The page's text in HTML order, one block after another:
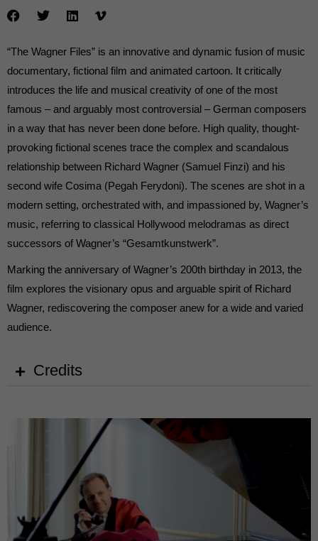
“The Wagner Files” is an innovative and dynamic fusion of music
documentary, fictional film and animated cartoon. It critically
introduces the life and musical creativity of one of the most
famous – and arguably most controversial – German composers
in a way that has never been done before. High quality, thought-
provoking fictional scenes trace the complex and scandalous
relationship between Richard Wagner (Samuel Finzi) and his
second wife Cosima (Pegah Ferydoni). The scenes are shot in a
modern setting, orchestrated with, and impassioned by, Wagner’s
music, referring to classical Hollywood melodramas as direct
successors of Wagner’s “Gesamtkunstwerk”.
Marking the anniversary of Wagner’s 200th birthday in 2013, the
film explores the visionary opus and arguable spirit of Richard
Wagner, rediscovering the composer anew for a wide and varied
audience.
Credits
mehr.
powered by Borlabs Cookie
Datenschutzerklärung